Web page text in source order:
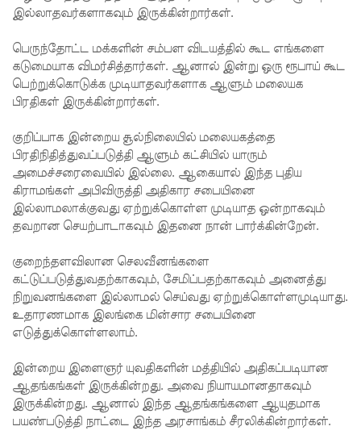
ஏறி
ம்
குருவிட்ட
பதற்றம்
கட்டுப்பாட்
டுக்குள்
வந்தது!
புதிய
மெகசின்
சிறைச்சா
லையில்
நேற்று
அமைதியி
ன்மை - 11
இல்லாதவர்களாகவும் இருக்கின்றார்கள்.
பெருந்தோட்ட மக்களின் சம்பள விடயத்தில் கூட எங்களை
கடுமையாக விமர்சித்தார்கள். ஆனால் இன்று ஒரு ரூபாய் கூட
பெற்றுக்கொடுக்க முடியாதவர்களாக ஆளும் மலையக
பிரதிகள் இருக்கின்றார்கள்.
குறிப்பாக இன்றைய சூல்நிலையில் மலையகத்தை
பிரதிநிதித்துவப்படுத்தி ஆளும் கட்சியில் யாரும்
அமைச்சரைவையில் இல்லை. ஆகையால் இந்த புதிய
கிராமங்கள் அபிவிருத்தி அதிகார சபையினை
இல்லாமலாக்குவது ஏற்றுக்கொள்ள முடியாத ஒன்றாகவும்
தவறான செயற்பாடாகவும் இதனை நான் பார்க்கின்றேன்.
குறைந்தளவிலான செலவீனங்களை
கட்டுப்படுத்துவதற்காகவும், சேமிப்பதற்காகவும் அனைத்து
நிறுவனங்களை இல்லாமல் செய்வது ஏற்றுக்கொள்ளமுடியாது.
உதாரணமாக இலங்கை மின்சார சபையினை
எடுத்துக்கொள்ளலாம்.
இன்றைய இளைஞர் யுவதிகளின் மத்தியில் அதிகப்படியான
ஆதங்கங்கள் இருக்கின்றது. அவை நியாயமானதாகவும்
இருக்கின்றது. ஆனால் இந்த ஆதங்கங்களை ஆயுதமாக
பயண்படுத்தி நாட்டை இந்த அரசாங்கம் சீரலிக்கின்றார்கள்.